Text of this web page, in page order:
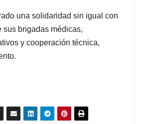
una solidaridad sin igual con
sus brigadas médicas,
y cooperación técnica,